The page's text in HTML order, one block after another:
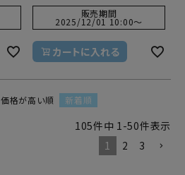
販売期間
2025/12/01 10:00〜
カートに入れる
価格が高い順 新着順
105件中 1 -50件表示
1
2 3